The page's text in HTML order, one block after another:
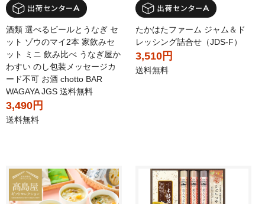
酒類 選べるビールとうなぎ セ
ット ゾウのマイ2本 家飲みセ
ット ミニ 飲み比べ うなぎ屋か
わすい のし包装メッセージカ
ード不可 お酒 chotto BAR
WAGAYA JGS 送料無料
3,490円
送料無料
たかはたファーム ジャム＆ド
レッシング詰合せ（JDS-F）
3,510円
送料無料